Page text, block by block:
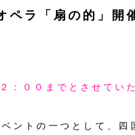
ラ「扇の的」開
：００までとさせてい
ントの一つとして、